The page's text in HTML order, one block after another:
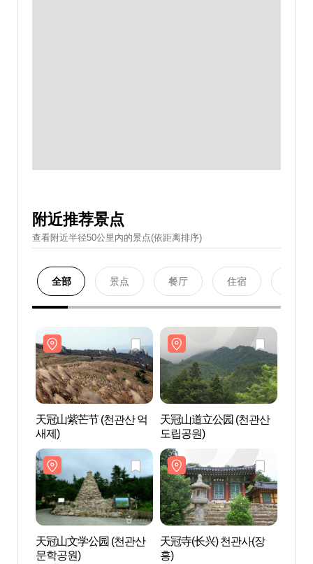
附近推荐景点
查看附近半径50公里內的景点(依距离排序)
全部 景点 餐厅 住宿
天冠山紫芒节 (천관산 억
새제)
天冠山道立公园 (천관산
도립공원)
天冠山文学公园 (천관산
문학공원)
天冠寺(长兴) 천관사(장
흥)